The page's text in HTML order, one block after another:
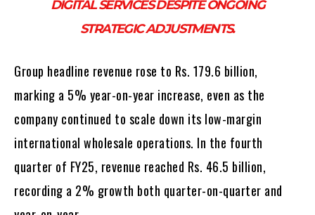
DIGITAL SERVICES DESPITE ONGOING
STRATEGIC ADJUSTMENTS.
Group headline revenue rose to Rs. 179.6 billion,
marking a 5% year-on-year increase, even as the
company continued to scale down its low-margin
international wholesale operations. In the fourth
quarter of FY25, revenue reached Rs. 46.5 billion,
recording a 2% growth both quarter-on-quarter and